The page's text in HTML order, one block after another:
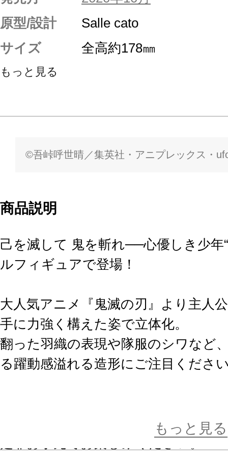
原型/設計
Salle cato
サイズ
全高約178㎜
もっと見る
©吾峠呼世晴／集英社・アニプレックス・
商品説明
己を滅して 鬼を斬れ──心優しき少年
ルフィギュアで登場！
大人気アニメ『鬼滅の刃』より主人
手に力強く構えた姿で立体化。
翻った羽織の表現や隊服のシワなど
る躍動感溢れる造形にご注目くださ
観を感じられるシリーズとなってお
もっと見る